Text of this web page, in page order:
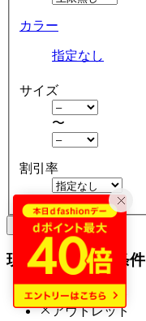
カラー
指定なし
サイズ
〜
割引率
クリア 絞り込む
現在の絞り込み条件
ブランケット
アウトレット